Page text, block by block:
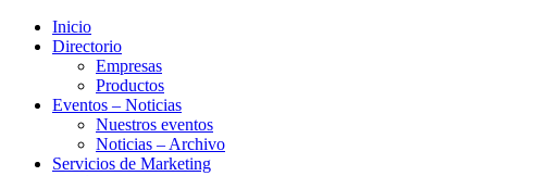
Inicio
Directorio
Empresas
Productos
Eventos – Noticias
Nuestros eventos
Noticias – Archivo
Servicios de Marketing